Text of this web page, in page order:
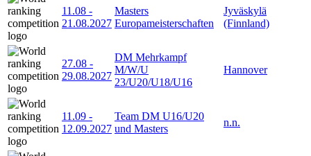
11.08 -
21.08.2027
Masters
Europameisterschaften
Jyväskylä
(Finnland)
27.08 -
29.08.2027
DM Mehrkampf
M/W/U
23/U20/U18/U16
Hannover
11.09 -
12.09.2027
Team DM U16/U20
und Masters
n.n.